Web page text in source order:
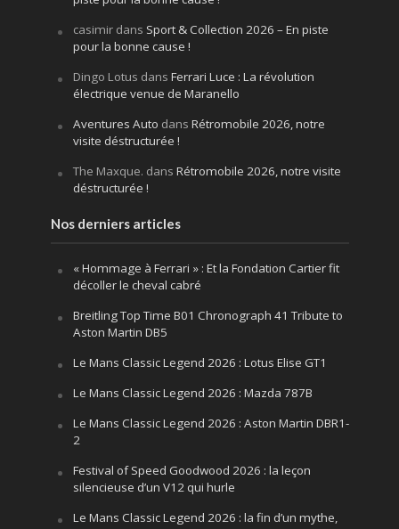
casimirdans Sport & Collection 2026 – En piste
pour la bonne cause !
Dingo Lotus dans Ferrari Luce : La révolution
électrique venue de Maranello
Aventures Auto dans Rétromobile 2026, notre
visite déstructurée !
The Maxque. dans Rétromobile 2026, notre visite
déstructurée !
Nos derniers articles
« Hommage à Ferrari » : Et la Fondation Cartier fit
décoller le cheval cabré
Breitling Top Time B01 Chronograph 41 Tribute to
Aston Martin DB5
Le Mans Classic Legend 2026 : Lotus Elise GT1
Le Mans Classic Legend 2026 : Mazda 787B
Le Mans Classic Legend 2026 : Aston Martin DBR1-
2
Festival of Speed Goodwood 2026 : la leçon
silencieuse d’un V12 qui hurle
Le Mans Classic Legend 2026 : la fin d’un mythe,